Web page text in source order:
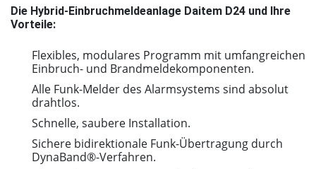
Die Hybrid-Einbruchmeldeanlage Daitem D24 und Ihre
Vorteile:
Flexibles, modulares Programm mit umfangreichen
Einbruch- und Brandmeldekomponenten.
Alle Funk-Melder des Alarmsystems sind absolut
drahtlos.
Schnelle, saubere Installation.
Sichere bidirektionale Funk-Übertragung durch
DynaBand®-Verfahren.